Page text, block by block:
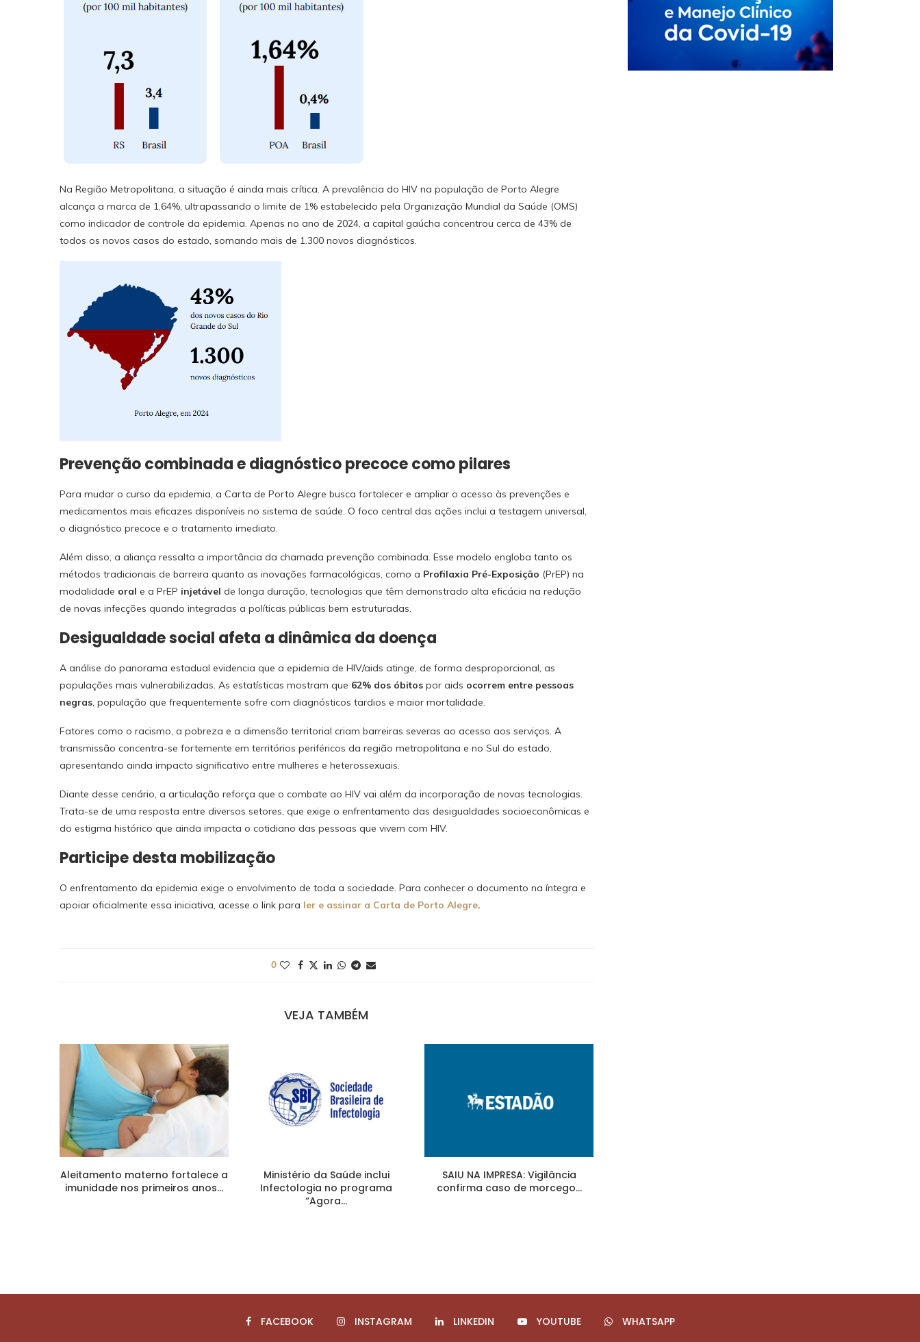
Na Região Metropolitana, a situação é ainda mais crítica. A prevalência do HIV na população de Porto Alegre
alcança a marca de 1,64%, ultrapassando o limite de 1% estabelecido pela Organização Mundial da Saúde (OMS)
como indicador de controle da epidemia. Apenas no ano de 2024, a capital gaúcha concentrou cerca de 43% de
todos os novos casos do estado, somando mais de 1.300 novos diagnósticos.
Prevenção combinada e diagnóstico precoce como pilares
Para mudar o curso da epidemia, a Carta de Porto Alegre busca fortalecer e ampliar o acesso às prevenções e
medicamentos mais eficazes disponíveis no sistema de saúde. O foco central das ações inclui a testagem universal,
o diagnóstico precoce e o tratamento imediato.
Além disso, a aliança ressalta a importância da chamada prevenção combinada. Esse modelo engloba tanto os
métodos tradicionais de barreira quanto as inovações farmacológicas, como a Profilaxia Pré-Exposição (PrEP) na
modalidade oral e a PrEP injetável de longa duração, tecnologias que têm demonstrado alta eficácia na redução
de novas infecções quando integradas a políticas públicas bem estruturadas.
Desigualdade social afeta a dinâmica da doença
A análise do panorama estadual evidencia que a epidemia de HIV/aids atinge, de forma desproporcional, as
populações mais vulnerabilizadas. As estatísticas mostram que 62% dos óbitos por aids ocorrem entre pessoas
negras, população que frequentemente sofre com diagnósticos tardios e maior mortalidade.
Fatores como o racismo, a pobreza e a dimensão territorial criam barreiras severas ao acesso aos serviços. A
transmissão concentra-se fortemente em territórios periféricos da região metropolitana e no Sul do estado,
apresentando ainda impacto significativo entre mulheres e heterossexuais.
Diante desse cenário, a articulação reforça que o combate ao HIV vai além da incorporação de novas tecnologias.
Trata-se de uma resposta entre diversos setores, que exige o enfrentamento das desigualdades socioeconômicas e
do estigma histórico que ainda impacta o cotidiano das pessoas que vivem com HIV.
Participe desta mobilização
O enfrentamento da epidemia exige o envolvimento de toda a sociedade. Para conhecer o documento na íntegra e
apoiar oficialmente essa iniciativa, acesse o link para ler e assinar a Carta de Porto Alegre.
0
VEJA TAMBÉM
Aleitamento materno fortalece a
imunidade nos primeiros anos...
Ministério da Saúde inclui
Infectologia no programa
“Agora...
SAIU NA IMPRESA: Vigilância
confirma caso de morcego...
FACEBOOK INSTAGRAM LINKEDIN YOUTUBE WHATSAPP